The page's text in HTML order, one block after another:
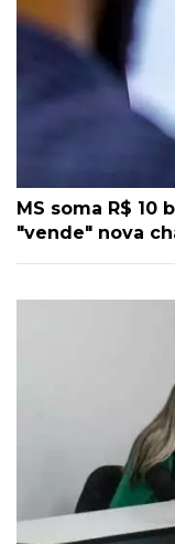
MS soma R$ 10
"vende" nova